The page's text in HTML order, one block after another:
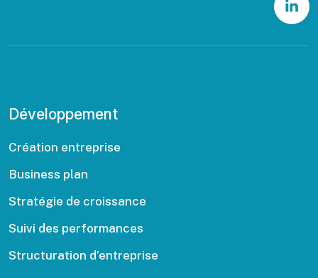
Développement
Création entreprise
Business plan
Stratégie de croissance
Suivi des performances
Structuration d’entreprise